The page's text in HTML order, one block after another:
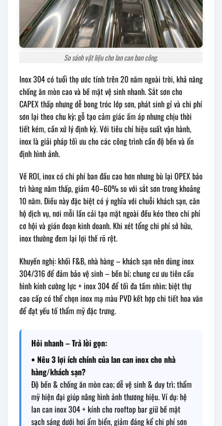
So sánh vật liệu cho lan can ban công.
Inox 304 có tuổi thọ ước tính trên 20 năm ngoài trời, khả năng
chống ăn mòn cao và bề mặt vệ sinh nhanh. Sắt sơn cho
CAPEX thấp nhưng dễ bong tróc lớp sơn, phát sinh gỉ và chi phí
sơn lại theo chu kỳ; gỗ tạo cảm giác ấm áp nhưng chịu thời
tiết kém, cần xử lý định kỳ. Với tiêu chí hiệu suất vận hành,
inox là giải pháp tối ưu cho các công trình cần độ bền và ổn
định hình ảnh.
Về ROI, inox có chi phí ban đầu cao hơn nhưng bù lại OPEX bảo
trì hàng năm thấp, giảm 40–60% so với sắt sơn trong khoảng
10 năm. Điều này đặc biệt có ý nghĩa với chuỗi khách sạn, căn
hộ dịch vụ, nơi mỗi lần cải tạo mặt ngoài đều kéo theo chi phí
cơ hội và gián đoạn kinh doanh. Khi xét tổng chi phí sở hữu,
inox thường đem lại lợi thế rõ rệt.
Khuyến nghị: khối F&B, nhà hàng – khách sạn nên dùng inox
304/316 để đảm bảo vệ sinh – bền bỉ; chung cư ưu tiên cấu
hình kính cường lực + inox 304 để tối đa tầm nhìn; biệt thự
cao cấp có thể chọn inox mạ màu PVD kết hợp chi tiết hoa văn
để đạt yếu tố thẩm mỹ đặc trưng.
Hỏi nhanh – Trả lời gọn:
• Nêu 3 lợi ích chính của lan can inox cho nhà
hàng/khách sạn?
Độ bền & chống ăn mòn cao; dễ vệ sinh & duy trì; thẩm
mỹ hiện đại giúp nâng hình ảnh thương hiệu. Ví dụ: hệ
lan can inox 304 + kính cho rooftop bar giữ bề mặt
sạch sáng dưới hơi ẩm biển, giảm đáng kể chi phí sơn